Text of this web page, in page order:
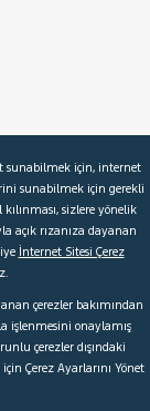
sunabilmek için, internet
sunabilmek için gerekli
sizlere yönelik
açık rızanıza dayanan
İnternet Sitesi Çerez
çerezler bakımından
işlenmesini onaylamış
çerezler dışındaki
Çerez Ayarlarını Yönet